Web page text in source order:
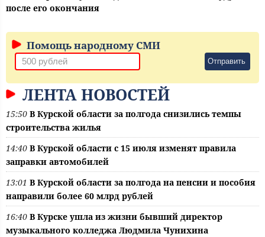
после его окончания
Помощь народному СМИ
Отправить
ЛЕНТА НОВОСТЕЙ
15:50 В Курской области за полгода снизились темпы
строительства жилья
14:40 В Курской области с 15 июля изменят правила
заправки автомобилей
13:01 В Курской области за полгода на пенсии и пособия
направили более 60 млрд рублей
16:40 В Курске ушла из жизни бывший директор
музыкального колледжа Людмила Чунихина